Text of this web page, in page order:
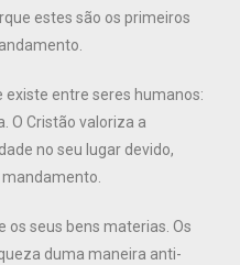
estes são os primeiros
entre seres humanos:
O Cristão valoriza a
no seu lugar devido,
os seus bens materias. Os
duma maneira anti-